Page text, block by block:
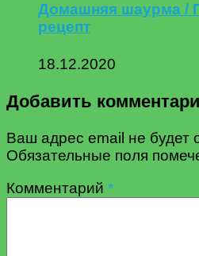
Домашняя шаурма /
рецепт
18.12.2020
Добавить
Ваш адрес email не будет
Обязательные поля
Комментарий *